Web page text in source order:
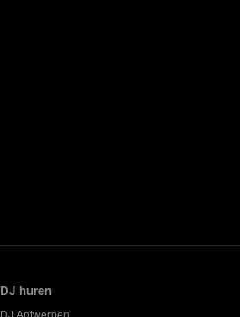
DJ huren
DJ Antwerpen